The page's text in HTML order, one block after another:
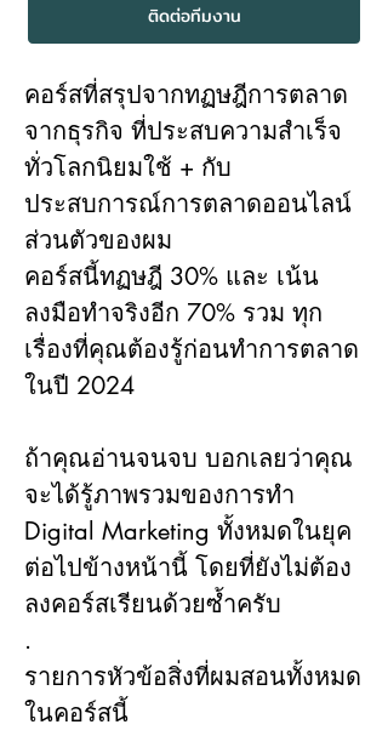
ติดต่อทีมงาน
คอร์สที่สรุปจากทฏษฎีการตลาด
จากธุรกิจ ที่ประสบความสำเร็จ
ทั่วโลกนิยมใช้ + กับ
ประสบการณ์การตลาดออนไลน์
ส่วนตัวของผม
คอร์สนี้ทฏษฎี 30% และ เน้น
ลงมือทำจริงอีก 70% รวม ทุก
เรื่องที่คุณต้องรู้ก่อนทำการตลาด
ในปี 2024
ถ้าคุณอ่านจนจบ บอกเลยว่าคุณ
จะได้รู้ภาพรวมของการทำ
Digital Marketing ทั้งหมดในยุค
ต่อไปข้างหน้านี้ โดยที่ยังไม่ต้อง
ลงคอร์สเรียนด้วยซ้ำครับ
.
รายการหัวข้อสิ่งที่ผมสอนทั้งหมด
ในคอร์สนี้